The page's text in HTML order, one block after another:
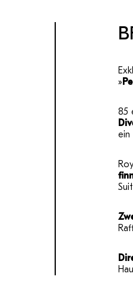
»
85
ein